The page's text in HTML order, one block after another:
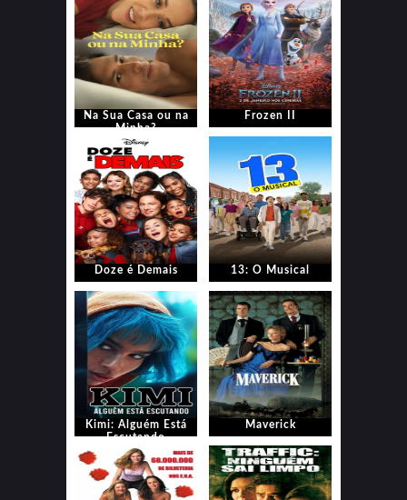
Na Sua Casa ou na
Minha?
Frozen II
Doze é Demais 13: O Musical
Kimi: Alguém Está
Escutando
Maverick